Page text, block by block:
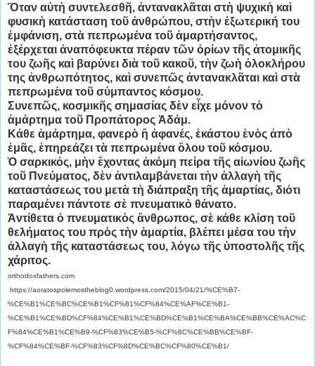
Ὅταν αὐτὴ συντελεσθῆ, ἀντανακλᾶται στὴ ψυχικὴ καὶ
φυσικὴ κατάσταση τοῦ ἀνθρώπου, στὴν ἐξωτερική του
ἐμφάνιση, στὰ πεπρωμένα τοῦ ἁμαρτήσαντος,
ἐξέρχεται ἀναπόφευκτα πέραν τῶν ὁρίων τῆς ἀτομικῆς
του ζωῆς καὶ βαρύνει διὰ τοῦ κακοῦ, τὴν ζωὴ ὁλοκλήρου
της ἀνθρωπότητος, καὶ συνεπῶς ἀντανακλᾶται καὶ στὰ
πεπρωμένα τοῦ σύμπαντος κόσμου.
Συνεπῶς, κοσμικῆς σημασίας δὲν εἶχε μόνον τὸ
ἁμάρτημα τοῦ Προπάτορος Ἀδάμ.
Κάθε ἁμάρτημα, φανερὸ ἤ ἀφανές, ἑκάστου ἑνὸς ἀπὸ
ἐμᾶς, ἐπηρεάζει τὰ πεπρωμένα ὄλου τοῦ κόσμου.
Ὁ σαρκικός, μὴν ἔχοντας ἀκόμη πείρα τῆς αἰωνίου ζωῆς
τοῦ Πνεύματος, δὲν ἀντιλαμβάνεται τὴν ἀλλαγὴ τῆς
καταστάσεως του μετὰ τὴ διάπραξη τῆς ἁμαρτίας, διότι
παραμένει πάντοτε σὲ πνευματικὸ θάνατο.
Ἀντίθετα ὁ πνευματικὸς ἄνθρωπος, σὲ κάθε κλίση τοῦ
θελήματος του πρὸς τὴν ἁμαρτία, βλέπει μέσα του τὴν
ἀλλαγὴ τῆς καταστάσεως του, λόγω τῆς ὑποστολῆς τῆς
χάριτος.
orthodoxfathers.com
https://aoratospolemostheblog0.wordpress.com/2015/04/21/%CE%B7-
%CE%B1%CE%BC%CE%B1%CF%81%CF%84%CE%AF%CE%B1-
%CE%B1%CE%BD%CF%84%CE%B1%CE%BD%CE%B1%CE%BA%CE%BB%CE%AC%C
F%84%CE%B1%CE%B9-%CF%83%CE%B5-%CF%8C%CE%BB%CE%BF-
%CF%84%CE%BF-%CF%83%CF%8D%CE%BC%CF%80%CE%B1/